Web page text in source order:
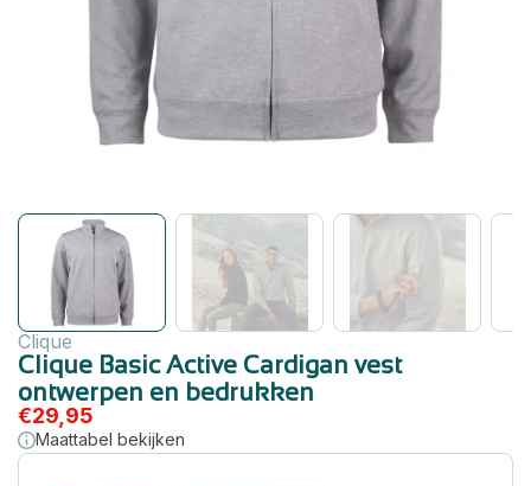
Clique
Clique Basic Active Cardigan vest
ontwerpen en bedrukken
€29,95
Maattabel bekijken